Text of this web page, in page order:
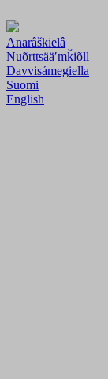
Anarâškielâ
Nuõrttsääʹmǩiõll
Davvisámegiella
Suomi
English